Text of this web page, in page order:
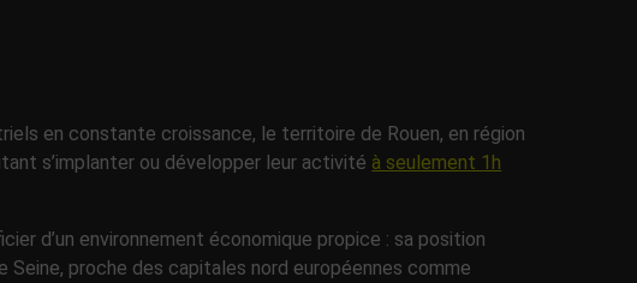
en constante croissance, le territoire de Rouen, en région
s’implanter ou développer leur activité à seulement 1h
d’un environnement économique propice : sa position
Seine, proche des capitales nord européennes comme